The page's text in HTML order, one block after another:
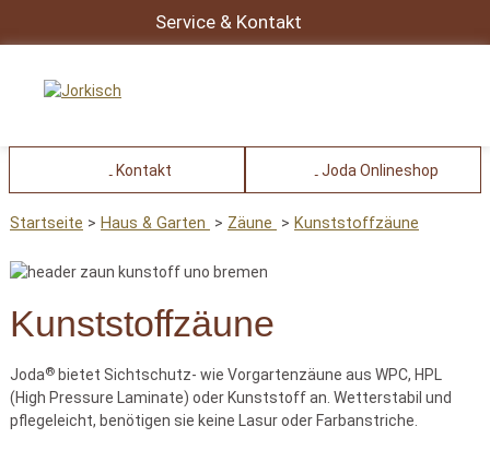
Service & Kontakt
Kontakt Joda Onlineshop
Startseite Haus & Garten Zäune Kunststoffzäune
Kunststoffzäune
Joda® bietet Sichtschutz- wie Vorgartenzäune aus WPC, HPL
(High Pressure Laminate) oder Kunststoff an. Wetterstabil und
pflegeleicht, benötigen sie keine Lasur oder Farbanstriche.